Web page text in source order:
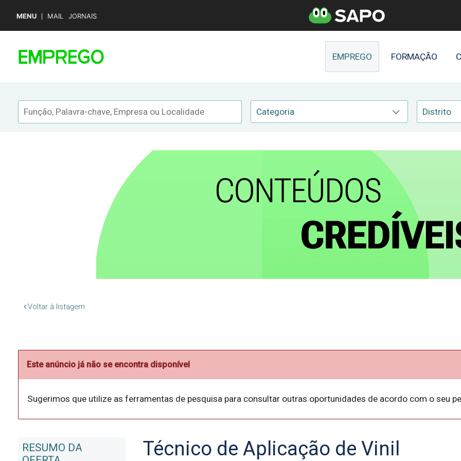
MENU MAIL JORNAIS
EMPREGO FORMAÇÃO
Categoria Distrito
Voltar à listagem
Este anúncio já não se encontra disponível
Sugerimos que utilize as ferramentas de pesquisa para consultar outras oportunidades de acordo com o seu
RESUMO DA
Técnico de Aplicação de Vinil